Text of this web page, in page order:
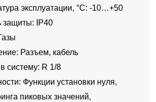
эксплуатации, °C: -10…+50
защиты: IP40
Разъем, кабель
систему: R 1/8
Функции установки нуля,
пиковых значений,